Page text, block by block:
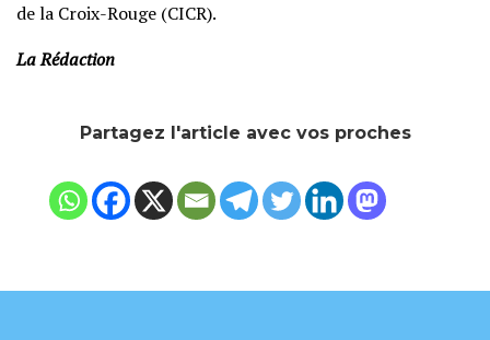
de la Croix-Rouge (CICR).
La Rédaction
Partagez l'article avec vos proches